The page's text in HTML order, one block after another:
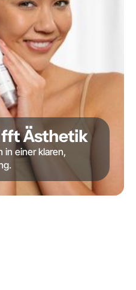
Ästhetik
in einer klaren,